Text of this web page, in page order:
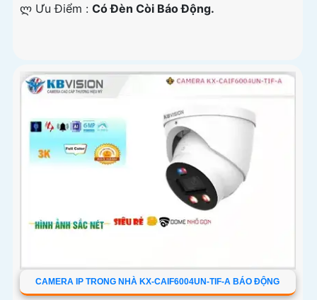
️ლ Ưu Điểm : Có Ðèn Còi Báo Động.
CAMERA IP TRONG NHÀ KX-CAIF6004UN-TIF-A BÁO ĐỘNG